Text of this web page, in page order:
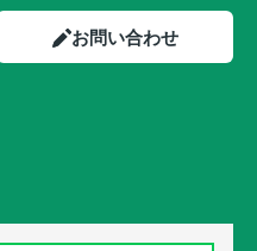
お問い合わせ